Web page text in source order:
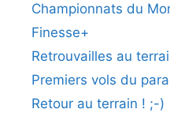
Championnats du
Finesse+
Retrouvailles au
Premiers vols du
Retour au terrain ! ;-)